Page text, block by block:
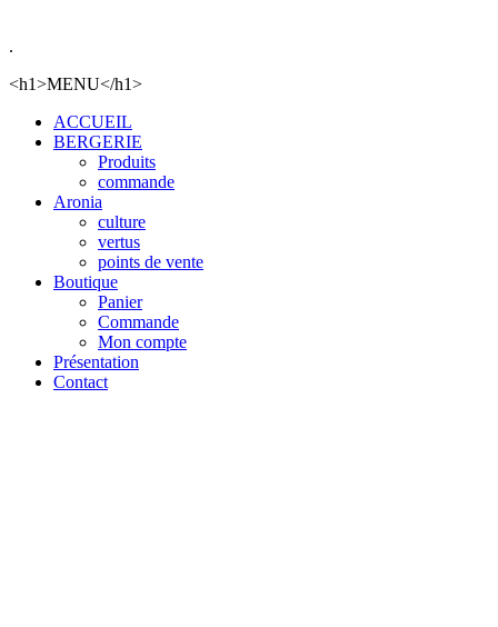
.
<h1>MENU</h1>
ACCUEIL
BERGERIE
Produits
commande
Aronia
culture
vertus
points de vente
Boutique
Panier
Commande
Mon compte
Présentation
Contact